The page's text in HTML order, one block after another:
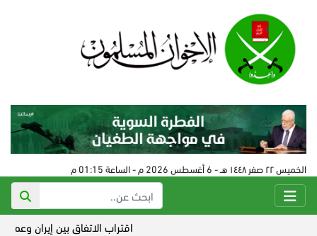
الخميس ٢٢ صفر ١٤٤٨ هـ - 6 أغسطس 2026 م - الساعة 01:15 م
اقتراب الاتفاق بين إيران وعمان